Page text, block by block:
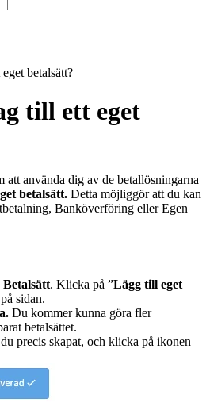
betalsätt?
till ett eget
använda dig av de betallösningarna
betalsätt. Detta möjliggör att du kan
Banköverföring eller Egen
Betalsätt. Klicka på ”Lägg till eget
sidan.
Du kommer kunna göra fler
betalsättet.
precis skapat, och klicka på ikonen